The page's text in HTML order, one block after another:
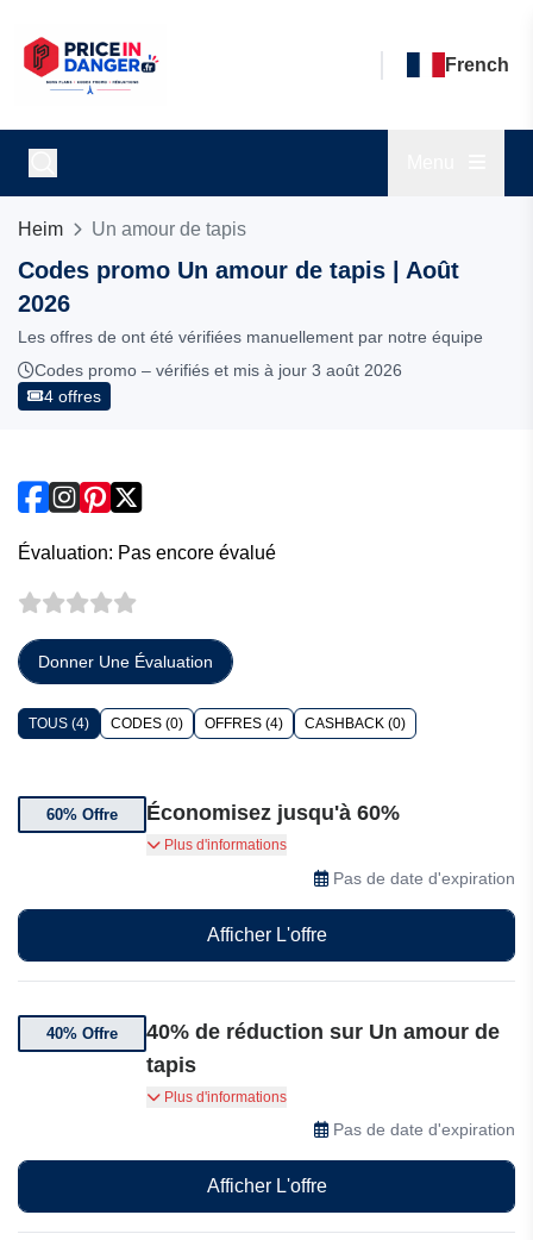
French
Heim Un amour de tapis
Codes promo Un amour de tapis | Août
2026
Les offres de ont été vérifiées manuellement par notre équipe
Codes promo – vérifiés et mis à jour 3 août 2026
4 offres
Évaluation: Pas encore évalué
Donner Une Évaluation
TOUS (4) CODES (0) OFFRES (4) CASHBACK (0)
60% Offre Économisez jusqu'à 60%
Obtenez jusqu'à 60% de réduction sur Un amour
Plus d'informations
Pas de date d'expiration
Afficher L'offre
40% Offre
40% de réduction sur Un amour de
tapis
Jusqu'à 40% de réduction sur une sélection
d'articles chez Un amour de tapis pendant une
Plus d'informations
Pas de date d'expiration
Afficher L'offre